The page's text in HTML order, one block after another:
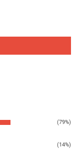
(79%)
(14%)